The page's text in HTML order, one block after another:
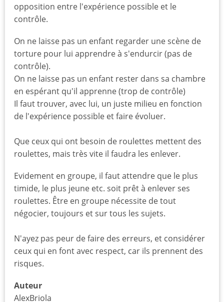
opposition entre l'expérience possible et le
contrôle.
On ne laisse pas un enfant regarder une scène de
torture pour lui apprendre à s'endurcir (pas de
contrôle).
On ne laisse pas un enfant rester dans sa chambre
en espérant qu'il apprenne (trop de contrôle)
Il faut trouver, avec lui, un juste milieu en fonction
de l'expérience possible et faire évoluer.
Que ceux qui ont besoin de roulettes mettent des
roulettes, mais très vite il faudra les enlever.
Evidement en groupe, il faut attendre que le plus
timide, le plus jeune etc. soit prêt à enlever ses
roulettes. Être en groupe nécessite de tout
négocier, toujours et sur tous les sujets.
N'ayez pas peur de faire des erreurs, et considérer
ceux qui en font avec respect, car ils prennent des
risques.
Auteur
AlexBriola